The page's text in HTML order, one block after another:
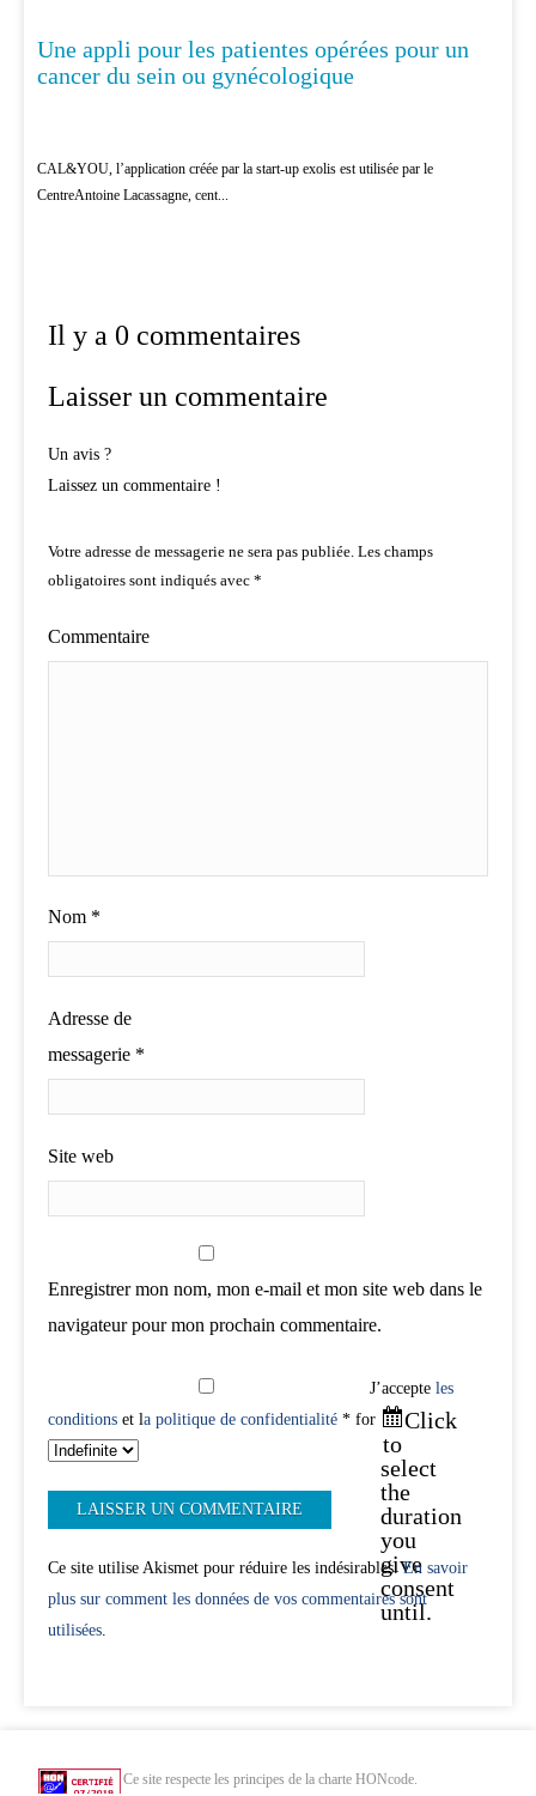
Une appli pour les patientes opérées pour un
cancer du sein ou gynécologique
CAL&YOU, l’application créée par la start-up exolis est utilisée par le
CentreAntoine Lacassagne, cent...
Il y a 0 commentaires
Laisser un commentaire
Un avis ?
Laissez un commentaire !
Votre adresse de messagerie ne sera pas publiée. Les champs
obligatoires sont indiqués avec *
Commentaire
Nom *
Adresse de
messagerie *
Site web
Enregistrer mon nom, mon e-mail et mon site web dans le
navigateur pour mon prochain commentaire.
J’accepte les
conditions et la politique de confidentialité * for
Click
to
select
the
duration
you
give
consent
until.
Ce site utilise Akismet pour réduire les indésirables.En savoir
plus sur comment les données de vos commentaires sont
utilisées.
Ce site respecte les principes de la charte HONcode.